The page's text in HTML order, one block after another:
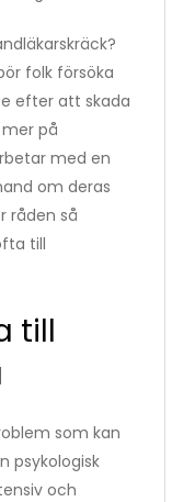
folk försöka
efter att skada
på
med en
om deras
råden så
till
till
som kan
psykologisk
och